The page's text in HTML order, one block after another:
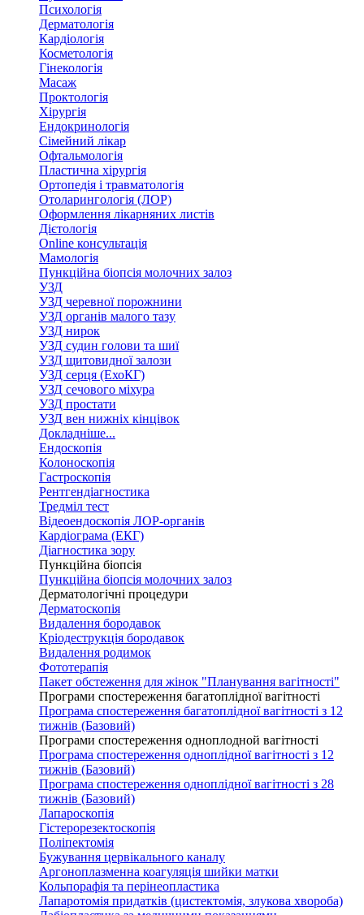
Психологія
Дерматологія
Кардіологія
Косметологія
Гінекологія
Масаж
Проктологія
Хірургія
Ендокринологія
Сімейний лікар
Офтальмологія
Пластична хірургія
Ортопедія і травматологія
Отоларингологія (ЛОР)
Оформлення лікарняних листів
Дієтологія
Online консультація
Мамологія
Пункційна біопсія молочних залоз
УЗД
УЗД черевної порожнини
УЗД органів малого тазу
УЗД нирок
УЗД судин голови та шиї
УЗД щитовидної залози
УЗД серця (ЕхоКГ)
УЗД сечового міхура
УЗД простати
УЗД вен нижніх кінцівок
Докладніше...
Ендоскопія
Колоноскопія
Гастроскопія
Рентгендіагностика
Тредміл тест
Відеоендоскопія ЛОР-органів
Кардіограма (ЕКГ)
Діагностика зору
Пункційна біопсія
Пункційна біопсія молочних залоз
Дерматологічні процедури
Дерматоскопія
Видалення бородавок
Кріодеструкція бородавок
Видалення родимок
Фототерапія
Пакет обстеження для жінок "Планування вагітності"
Програми спостереження багатоплідної вагітності
Програма спостереження багатоплідної вагітності з 12
тижнів (Базовий)
Програми спостереження одноплодной вагітності
Програма спостереження одноплідної вагітності з 12
тижнів (Базовий)
Програма спостереження одноплідної вагітності з 28
тижнів (Базовий)
Лапароскопія
Гістерорезектоскопія
Поліпектомія
Бужування цервікального каналу
Аргоноплазменна коагуляція шийки матки
Кольпорафія та перінеопластика
Лапаротомія придатків (цистектомія, злукова хвороба)